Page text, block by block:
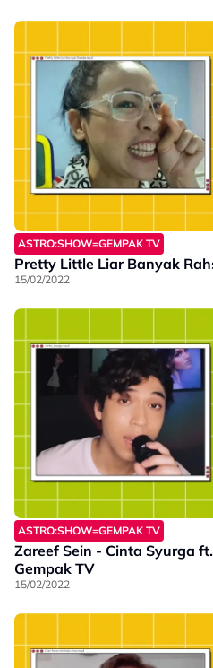
ASTRO:SHOW=GEMPAK TV
Pretty Little Liar Banyak
15/02/2022
ASTRO:SHOW=GEMPAK TV
Zareef Sein - Cinta Syurga
Gempak TV
15/02/2022